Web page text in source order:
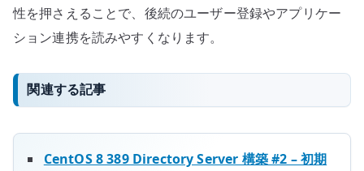
性を押さえることで、後続のユーザー登録やアプリケー
ション連携を読みやすくなります。
関連する記事
CentOS 8 389 Directory Server 構築 #2 – 初期